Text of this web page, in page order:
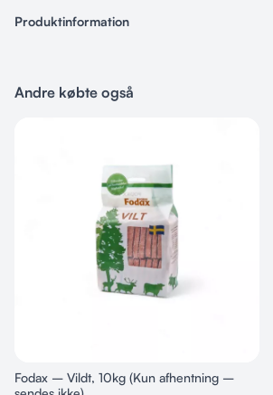
Komplet fuldfoder
til hunde med hårdt arbejde
Kan serveres som tørfoder eller opløst i vand
Produktinformation
Kategorier
Andre købte også
Fodax – Vildt, 10kg (Kun afhentning –